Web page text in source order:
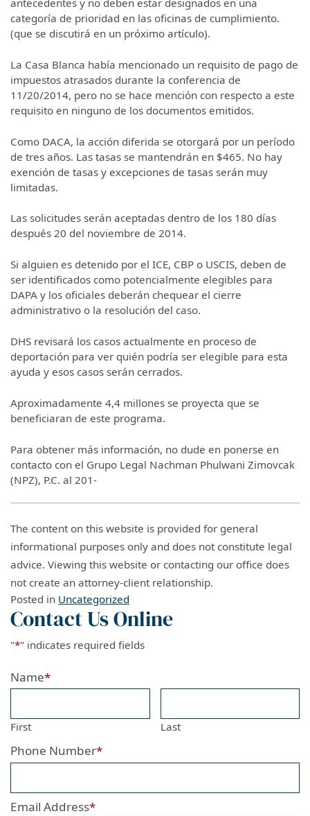
antecedentes y no deben estar designados en una
categoría de prioridad en las oficinas de cumplimiento.
(que se discutirá en un próximo artículo).
La Casa Blanca había mencionado un requisito de pago de
impuestos atrasados durante la conferencia de
11/20/2014, pero no se hace mención con respecto a este
requisito en ninguno de los documentos emitidos.
Como DACA, la acción diferida se otorgará por un período
de tres años. Las tasas se mantendrán en $465. No hay
exención de tasas y excepciones de tasas serán muy
limitadas.
Las solicitudes serán aceptadas dentro de los 180 días
después 20 del noviembre de 2014.
Si alguien es detenido por el ICE, CBP o USCIS, deben de
ser identificados como potencialmente elegibles para
DAPA y los oficiales deberán chequear el cierre
administrativo o la resolución del caso.
DHS revisará los casos actualmente en proceso de
deportación para ver quién podría ser elegible para esta
ayuda y esos casos serán cerrados.
Aproximadamente 4,4 millones se proyecta que se
beneficiaran de este programa.
Para obtener más información, no dude en ponerse en
contacto con el Grupo Legal Nachman Phulwani Zimovcak
(NPZ), P.C. al 201-
The content on this website is provided for general
informational purposes only and does not constitute legal
advice. Viewing this website or contacting our office does
not create an attorney-client relationship.
Posted in Uncategorized
Contact Us Online
"*" indicates required fields
Name*
First Last
Phone Number*
Email Address*